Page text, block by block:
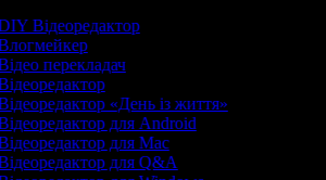
Відеоредактор
перекладач
«День із життя»
для Android
для Mac
для Q&A